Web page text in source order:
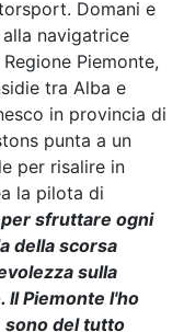
Domani e
navigatrice
Piemonte,
tra Alba e
in provincia di
punta a un
per risalire in
la pilota di
sfruttare ogni
della scorsa
sulla
Il Piemonte l'ho
sono del tutto